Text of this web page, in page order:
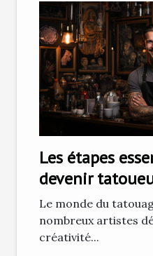
Les étapes
devenir
Le monde du
nombreux artistes
créativité...